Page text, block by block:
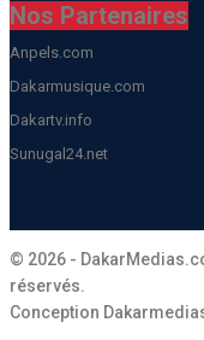
Nos Partenaires
Anpels.com
Dakarmusique.com
Dakartv.info
Sunugal24.net
© 2026 -
réservés.
Conception